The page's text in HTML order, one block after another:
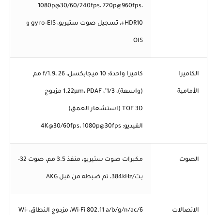
1080p@30/60/240fps، 720p@960fps،
HDR10+، تسجيل صوت ستيريو، gyro-EIS و
OIS
الكاميرا
الأمامية
كاميرا واحدة: 10 ميجابكسل، f/1.9، 26 مم
(واسعة)، 1/3"، 1.22µm، PDAF مزدوج
TOF 3D (استشعار العمق)
الفيديو: 4K@30/60fps، 1080p@30fps
الصوت مكبرات صوت ستيريو، منفذ 3.5 مم، صوت 32-
بت/384kHz، تم ضبطه من قبل AKG
الاتصالات Wi-Fi 802.11 a/b/g/n/ac/6، مزدوج النطاق، Wi-